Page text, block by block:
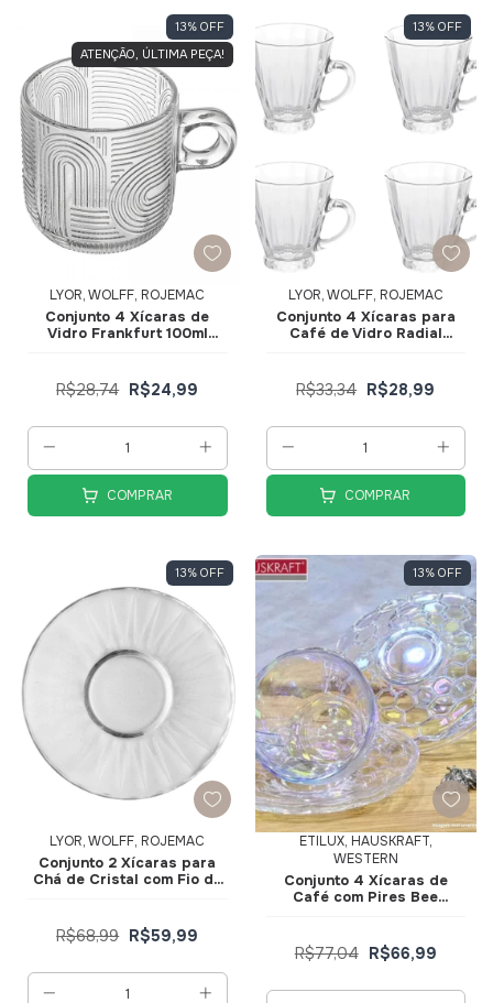
13% OFF
ATENÇÃO, ÚLTIMA PEÇA!
LYOR, WOLFF, ROJEMAC
Conjunto 4 Xícaras de
Vidro Frankfurt 100ml
R$28,74 R$24,99
COMPRAR
13% OFF
LYOR, WOLFF, ROJEMAC
Conjunto 4 Xícaras para
Café de Vidro Radial
R$33,34 R$28,99
COMPRAR
13% OFF
LYOR, WOLFF, ROJEMAC
Conjunto 2 Xícaras para
Chá de Cristal com Fio de
R$68,99 R$59,99
13% OFF
ETILUX, HAUSKRAFT,
WESTERN
Conjunto 4 Xícaras de
Café com Pires Bee
R$77,04 R$66,99